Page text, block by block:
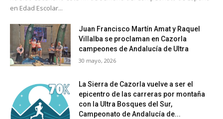
en Edad Escolar...
Juan Francisco Martín Amat y Raquel
Villalba se proclaman en Cazorla
campeones de Andalucía de Ultra
30 mayo, 2026
La Sierra de Cazorla vuelve a ser el
epicentro de las carreras por montaña
con la Ultra Bosques del Sur,
Campeonato de Andalucía de...